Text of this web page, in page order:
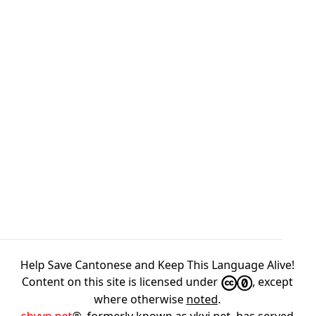
Help Save Cantonese and Keep This Language Alive!
Content on this site is licensed under
, except
where otherwise noted.